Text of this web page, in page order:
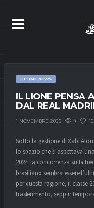
ULTIME NEWS
IL LIONE PENSA
DAL REAL
1 NOVEMBRE 2025 4 15
Sotto la gestione di Xabi
lo spazio che si aspettava
2024: la concorrenza sulla
brasiliano sembra essere
per questa ragione, il classe
trasferimento, seppur